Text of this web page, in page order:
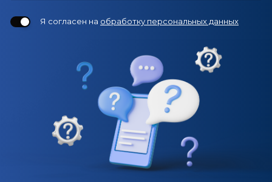
Я согласен на обработку персональных данных